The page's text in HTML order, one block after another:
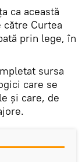
ca această
către Curtea
prin lege, în
sursa
care se
și care, de